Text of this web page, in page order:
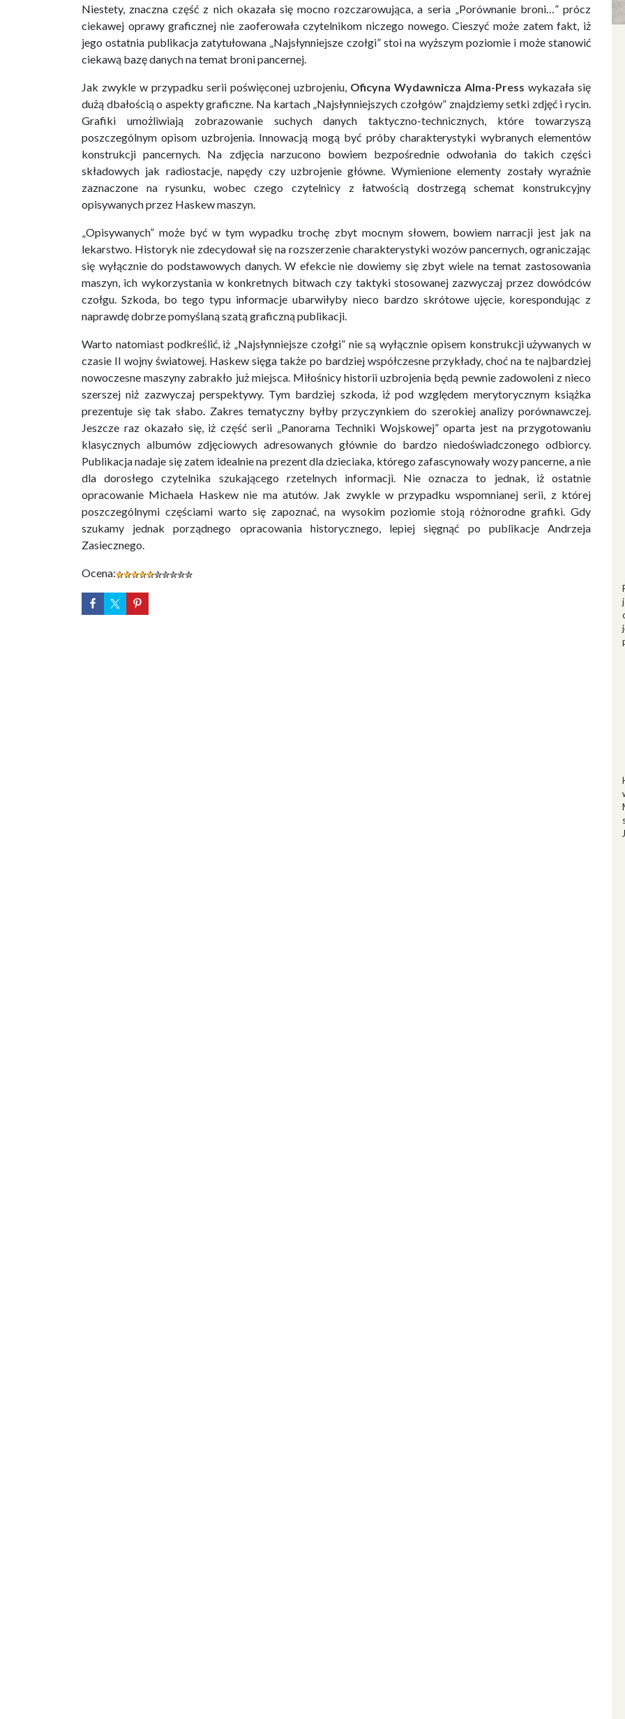
Niestety, znaczna część z nich okazała się mocno rozczarowująca, a seria „Porównanie broni…” prócz
ciekawej oprawy graficznej nie zaoferowała czytelnikom niczego nowego. Cieszyć może zatem fakt, iż
jego ostatnia publikacja zatytułowana „Najsłynniejsze czołgi” stoi na wyższym poziomie i może stanowić
ciekawą bazę danych na temat broni pancernej.
Jak zwykle w przypadku serii poświęconej uzbrojeniu, Oficyna Wydawnicza Alma-Press wykazała się
dużą dbałością o aspekty graficzne. Na kartach „Najsłynniejszych czołgów” znajdziemy setki zdjęć i rycin.
Grafiki umożliwiają zobrazowanie suchych danych taktyczno-technicznych, które towarzyszą
poszczególnym opisom uzbrojenia. Innowacją mogą być próby charakterystyki wybranych elementów
konstrukcji pancernych. Na zdjęcia narzucono bowiem bezpośrednie odwołania do takich części
składowych jak radiostacje, napędy czy uzbrojenie główne. Wymienione elementy zostały wyraźnie
zaznaczone na rysunku, wobec czego czytelnicy z łatwością dostrzegą schemat konstrukcyjny
opisywanych przez Haskew maszyn.
„Opisywanych” może być w tym wypadku trochę zbyt mocnym słowem, bowiem narracji jest jak na
lekarstwo. Historyk nie zdecydował się na rozszerzenie charakterystyki wozów pancernych, ograniczając
się wyłącznie do podstawowych danych. W efekcie nie dowiemy się zbyt wiele na temat zastosowania
maszyn, ich wykorzystania w konkretnych bitwach czy taktyki stosowanej zazwyczaj przez dowódców
czołgu. Szkoda, bo tego typu informacje ubarwiłyby nieco bardzo skrótowe ujęcie, korespondując z
naprawdę dobrze pomyślaną szatą graficzną publikacji.
Warto natomiast podkreślić, iż „Najsłynniejsze czołgi” nie są wyłącznie opisem konstrukcji używanych w
czasie II wojny światowej. Haskew sięga także po bardziej współczesne przykłady, choć na te najbardziej
nowoczesne maszyny zabrakło już miejsca. Miłośnicy historii uzbrojenia będą pewnie zadowoleni z nieco
szerszej niż zazwyczaj perspektywy. Tym bardziej szkoda, iż pod względem merytorycznym książka
prezentuje się tak słabo. Zakres tematyczny byłby przyczynkiem do szerokiej analizy porównawczej.
Jeszcze raz okazało się, iż część serii „Panorama Techniki Wojskowej” oparta jest na przygotowaniu
klasycznych albumów zdjęciowych adresowanych głównie do bardzo niedoświadczonego odbiorcy.
Publikacja nadaje się zatem idealnie na prezent dla dzieciaka, którego zafascynowały wozy pancerne, a nie
dla dorosłego czytelnika szukającego rzetelnych informacji. Nie oznacza to jednak, iż ostatnie
opracowanie Michaela Haskew nie ma atutów. Jak zwykle w przypadku wspomnianej serii, z której
poszczególnymi częściami warto się zapoznać, na wysokim poziomie stoją różnorodne grafiki. Gdy
szukamy jednak porządnego opracowania historycznego, lepiej sięgnąć po publikacje Andrzeja
Zasiecznego.
Ocena: